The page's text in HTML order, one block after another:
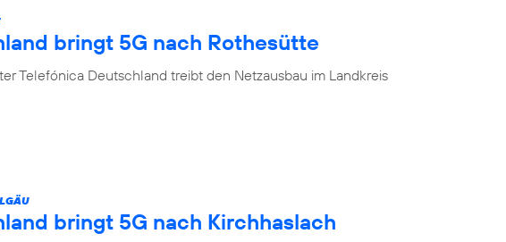
bringt 5G nach Rothesütte
Telefónica Deutschland treibt den Netzausbau im Landkreis
bringt 5G nach Kirchhaslach